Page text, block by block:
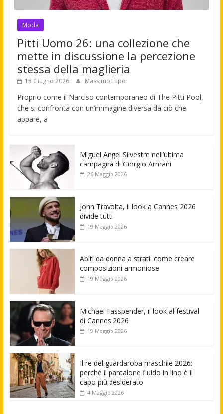
Moda
Pitti Uomo 26: una collezione che
mette in discussione la percezione
stessa della maglieria
15 Giugno 2026 Massimo Lupo
Proprio come il Narciso contemporaneo di The Pitti Pool,
che si confronta con un’immagine diversa da ciò che
appare, a
Miguel Angel Silvestre nell’ultima
campagna di Giorgio Armani
26 Maggio 2026
John Travolta, il look a Cannes 2026
divide tutti
19 Maggio 2026
Abiti da donna a strati: come creare
composizioni armoniose
19 Maggio 2026
Michael Fassbender, il look al festival
di Cannes 2026
19 Maggio 2026
Il re del guardaroba maschile 2026:
perché il pantalone fluido in lino è il
capo più desiderato
4 Maggio 2026